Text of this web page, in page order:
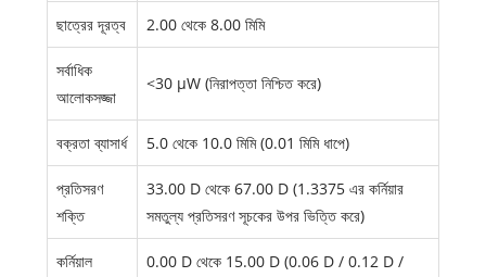
ছাত্রের দূরত্ব 2.00 থেকে 8.00 মিমি
সর্বাধিক
আলোকসজ্জা
<30 µW (নিরাপত্তা নিশ্চিত করে)
বক্রতা ব্যাসার্ধ 5.0 থেকে 10.0 মিমি (0.01 মিমি ধাপে)
প্রতিসরণ
শক্তি
33.00 D থেকে 67.00 D (1.3375 এর কর্নিয়ার
সমতুল্য প্রতিসরণ সূচকের উপর ভিত্তি করে)
কর্নিয়াল
0.00 D থেকে 15.00 D (0.06 D / 0.12 D /